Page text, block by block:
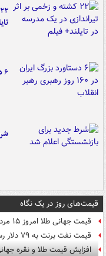
۶ دستاورد بزرگ ایران در ۱۶۰ روز رهبری رهبر انقلاب
قیمت‌های روز در یک نگاه
قیمت جهانی طلا امروز ۱۵ مرداد
قیمت نفت برنت به ۷۹ دلار رسید
افزایش قیمت طلا و نقره